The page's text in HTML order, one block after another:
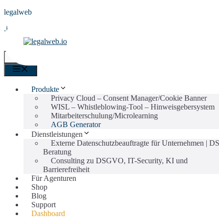
Zum
springen
legalweb
.io
0
Produkte
Privacy Cloud – Consent Manager/Cookie Banner
WISL – Whistleblowing-Tool – Hinweisgebersystem
Mitarbeiterschulung/Microlearning
AGB Generator
Dienstleistungen
Externe Datenschutzbeauftragte für Unternehmen |
Beratung
Consulting zu DSGVO, IT-Security, KI und
Barrierefreiheit
Für Agenturen
Shop
Blog
Support
Dashboard